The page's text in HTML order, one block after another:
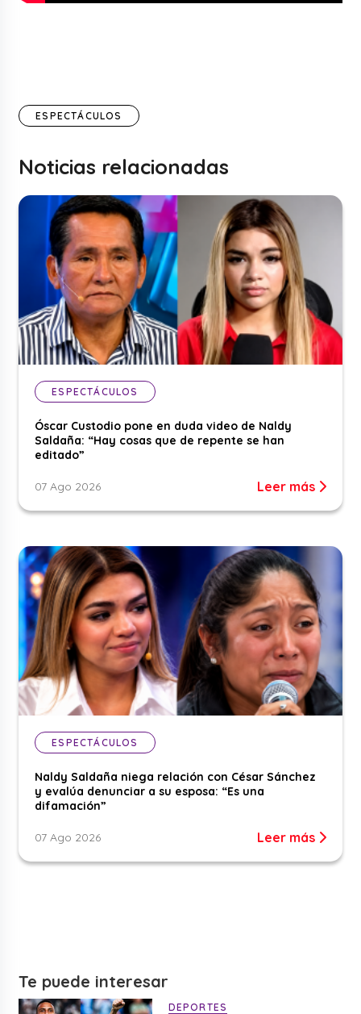
ESPECTÁCULOS
Noticias relacionadas
ESPECTÁCULOS
Óscar Custodio pone en duda video de Naldy
Saldaña: “Hay cosas que de repente se han
editado”
07 Ago 2026 Leer más
ESPECTÁCULOS
Naldy Saldaña niega relación con César Sánchez
y evalúa denunciar a su esposa: “Es una
difamación”
07 Ago 2026 Leer más
Te puede interesar
DEPORTES